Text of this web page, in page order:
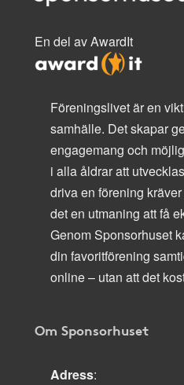
En del av AwardIt
Föreningslivet är en
samhälle. Det skapar
engagemang och
i alla åldrar att
driva en förening
det en utmaning att få
Genom Sponsorhuset
din favoritförening
online – utan att det
Om Sponsorhuset
Adress: